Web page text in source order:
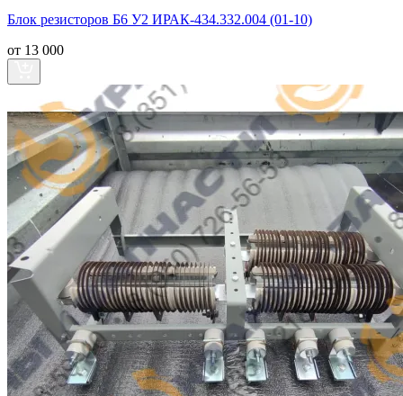
Блок резисторов Б6 У2 ИРАК-434.332.004 (01-10)
от 13 000